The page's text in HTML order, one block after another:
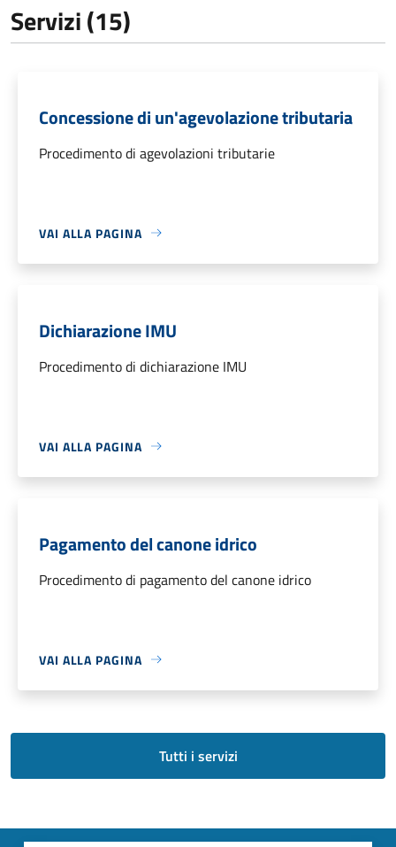
Servizi (15)
Concessione di un'agevolazione tributaria
Procedimento di agevolazioni tributarie
VAI ALLA PAGINA
Dichiarazione IMU
Procedimento di dichiarazione IMU
VAI ALLA PAGINA
Pagamento del canone idrico
Procedimento di pagamento del canone idrico
VAI ALLA PAGINA
Tutti i servizi